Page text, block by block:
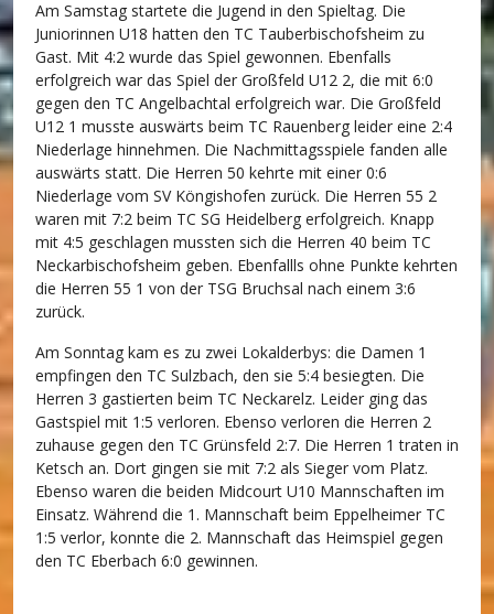
Am Samstag startete die Jugend in den Spieltag. Die
Juniorinnen U18 hatten den TC Tauberbischofsheim zu
Gast. Mit 4:2 wurde das Spiel gewonnen. Ebenfalls
erfolgreich war das Spiel der Großfeld U12 2, die mit 6:0
gegen den TC Angelbachtal erfolgreich war. Die Großfeld
U12 1 musste auswärts beim TC Rauenberg leider eine 2:4
Niederlage hinnehmen. Die Nachmittagsspiele fanden alle
auswärts statt. Die Herren 50 kehrte mit einer 0:6
Niederlage vom SV Köngishofen zurück. Die Herren 55 2
waren mit 7:2 beim TC SG Heidelberg erfolgreich. Knapp
mit 4:5 geschlagen mussten sich die Herren 40 beim TC
Neckarbischofsheim geben. Ebenfallls ohne Punkte kehrten
die Herren 55 1 von der TSG Bruchsal nach einem 3:6
zurück.
Am Sonntag kam es zu zwei Lokalderbys: die Damen 1
empfingen den TC Sulzbach, den sie 5:4 besiegten. Die
Herren 3 gastierten beim TC Neckarelz. Leider ging das
Gastspiel mit 1:5 verloren. Ebenso verloren die Herren 2
zuhause gegen den TC Grünsfeld 2:7. Die Herren 1 traten in
Ketsch an. Dort gingen sie mit 7:2 als Sieger vom Platz.
Ebenso waren die beiden Midcourt U10 Mannschaften im
Einsatz. Während die 1. Mannschaft beim Eppelheimer TC
1:5 verlor, konnte die 2. Mannschaft das Heimspiel gegen
den TC Eberbach 6:0 gewinnen.